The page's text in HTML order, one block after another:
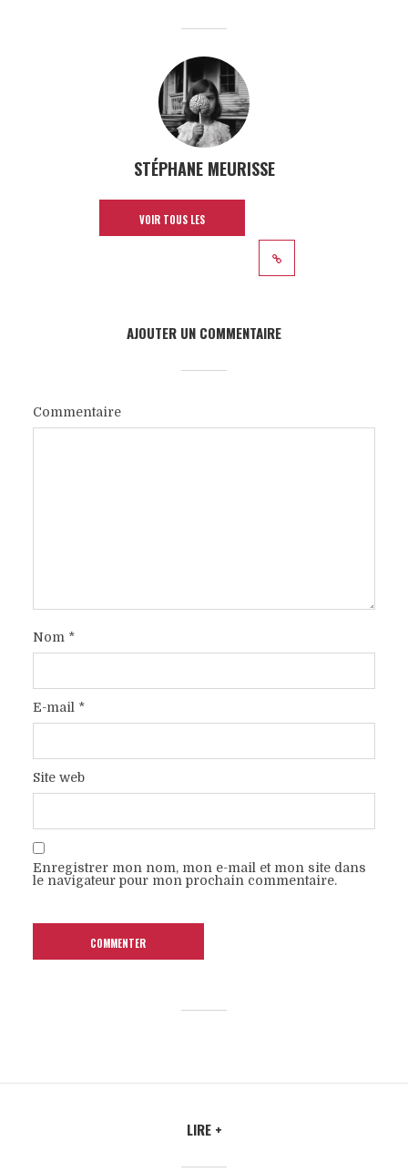
STÉPHANE MEURISSE
VOIR TOUS LES
AJOUTER UN COMMENTAIRE
Commentaire
Nom *
E-mail *
Site web
Enregistrer mon nom, mon e-mail et mon site dans
le navigateur pour mon prochain commentaire.
LIRE +